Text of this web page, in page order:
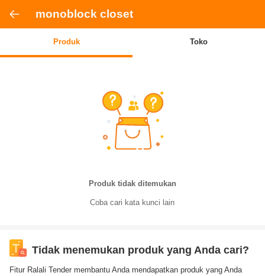
monoblock closet
Produk Toko
Produk tidak ditemukan
Coba cari kata kunci lain
Tidak menemukan produk yang Anda cari?
Fitur Ralali Tender membantu Anda mendapatkan produk yang Anda